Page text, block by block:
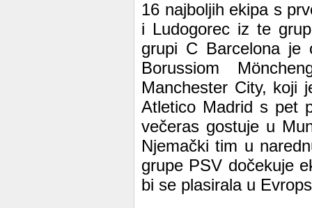
16 najboljih ekipa s
i Ludogorec iz te
grupi C Barcelona je
Borussiom
Manchester City, koji
Atletico Madrid s pet
večeras gostuje u
Njemački tim u
grupe PSV dočekuje
bi se plasirala u